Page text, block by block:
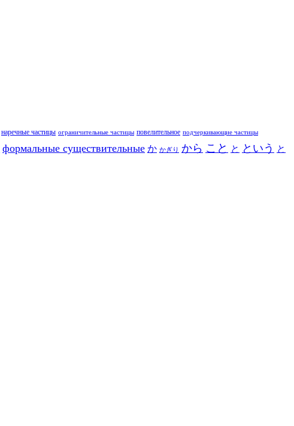
наречные частицы ограничительные частицы повелительное подчеркивающие частицы
формальные существительные か かぎり から こと と という
と